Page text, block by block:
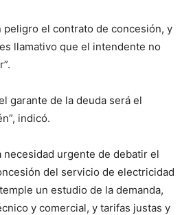
peligro el contrato de concesión, y
llamativo que el intendente no
garante de la deuda será el
indicó.
necesidad urgente de debatir el
del servicio de electricidad
un estudio de la demanda,
y comercial, y tarifas justas y